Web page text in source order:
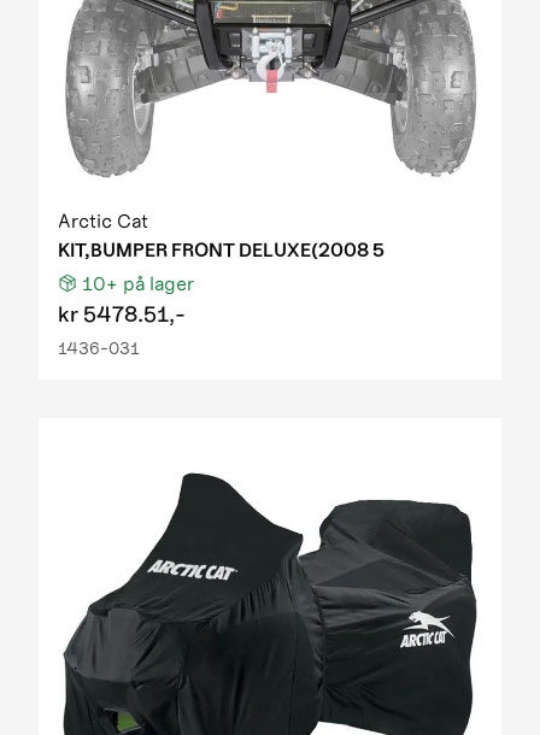
Arctic Cat
KIT,BUMPER FRONT DELUXE(2008 5
10+ på lager
kr 5478.51,-
1436-031